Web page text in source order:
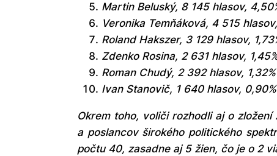
Martin Beluský, 8 145 hlasov,
Veronika Temňáková, 4 515
Roland Hakszer, 3 129 hlasov,
Zdenko Rosina, 2 631 hlasov,
Roman Chudý, 2 392 hlasov, 1,32%
Ivan Stanovič, 1 640 hlasov, 0,90%
Okrem toho, voliči rozhodli aj o
a poslancov širokého politického
počtu 40, zasadne aj 5 žien, čo je o 2